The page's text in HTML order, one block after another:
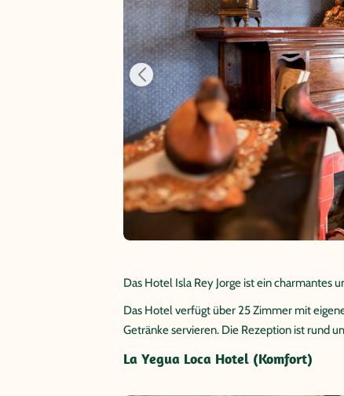
Das Hotel Isla Rey Jorge ist ein
Das Hotel verfügt über 25 Zimmer mit
Getränke servieren. Die Rezeption ist rund
La Yegua Loca Hotel (Komfort)